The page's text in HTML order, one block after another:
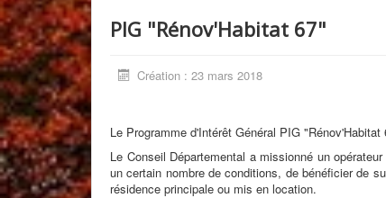
PIG "Rénov'Habitat 67"
Création : 23 mars 2018
Le Programme d'Intérêt Général PIG
Le Conseil Départemental a missionné un
un certain nombre de conditions, de bénéficier de
résidence principale ou mis en location.